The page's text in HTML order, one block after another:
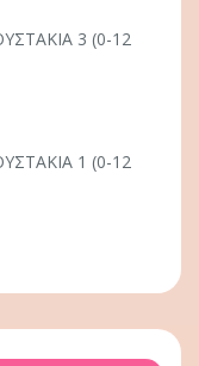
3 (0-12
1 (0-12